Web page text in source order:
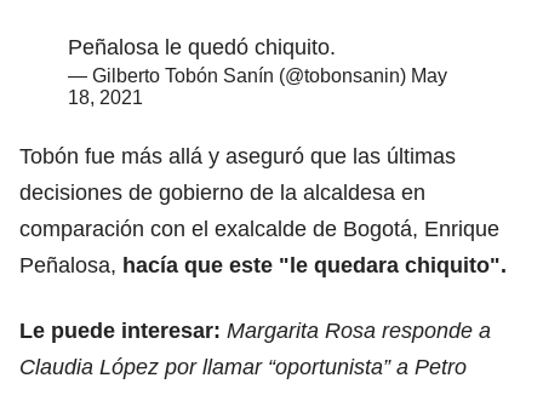
Peñalosa le quedó chiquito.
— Gilberto Tobón Sanín (@tobonsanin) May
18, 2021
Tobón fue más allá y aseguró que las últimas
decisiones de gobierno de la alcaldesa en
comparación con el exalcalde de Bogotá, Enrique
Peñalosa, hacía que este "le quedara chiquito".
Le puede interesar: Margarita Rosa responde a
Claudia López por llamar “oportunista” a Petro